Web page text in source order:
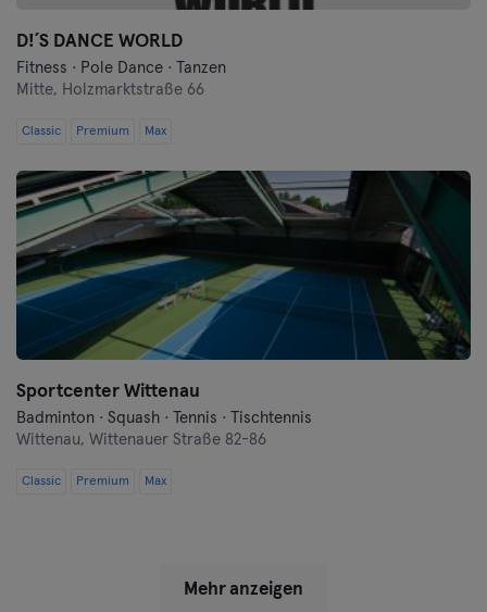
D!´S DANCE WORLD
Fitness · Pole Dance · Tanzen
Mitte, Holzmarktstraße 66
Classic Premium Max
Sportcenter Wittenau
Badminton · Squash · Tennis · Tischtennis
Wittenau, Wittenauer Straße 82-86
Classic Premium Max
Mehr anzeigen